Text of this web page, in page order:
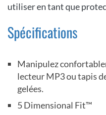
utiliser en tant que
Spécifications
Manipulez
lecteur MP3 ou tapis
gelées.
5 Dimensional Fit™